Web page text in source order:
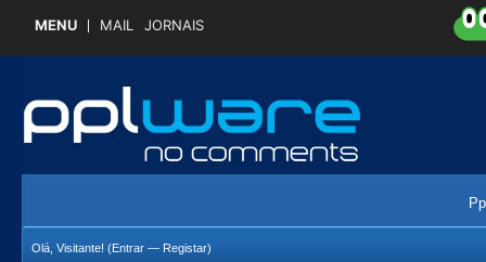
MENU MAIL JORNAIS
Olá, Visitante! (Entrar — Registar)